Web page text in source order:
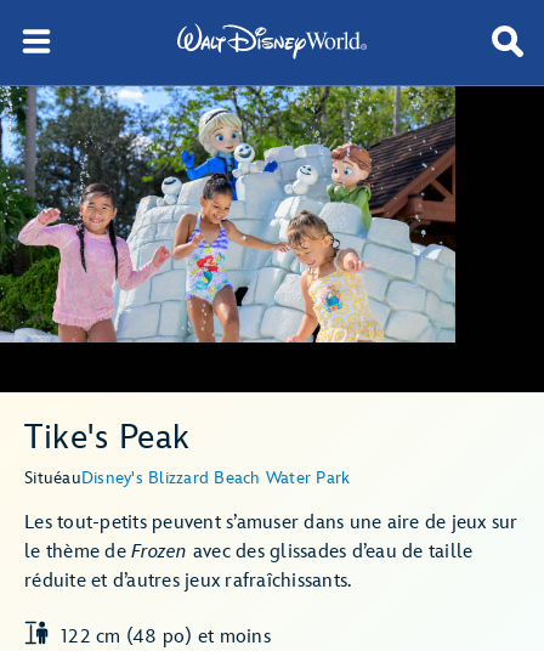
Tike's Peak
SituéauDisney's Blizzard Beach Water Park
Les tout-petits peuvent s’amuser dans une aire de jeux sur
le thème de Frozen avec des glissades d’eau de taille
réduite et d’autres jeux rafraîchissants.
122 cm (48 po) et moins